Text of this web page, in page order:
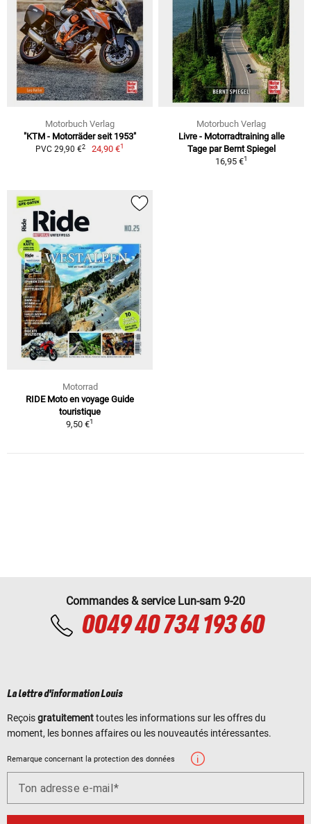
Motorbuch Verlag
"KTM - Motorräder seit 1953"
PVC 29,90 €2 24,90 €1
Motorbuch Verlag
Livre - Motorradtraining alle
Tage par Bernt Spiegel
16,95 €1
Motorrad
RIDE Moto en voyage Guide
touristique
9,50 €1
Commandes & service Lun-sam 9-20
0049 40 734 193 60
La lettre d'information Louis
Reçoisgratuitementtoutes les informations sur les offres du
moment, les bonnes affaires ou les nouveautés intéressantes.
Remarque concernant la protection des données
Ton adresse e-mail